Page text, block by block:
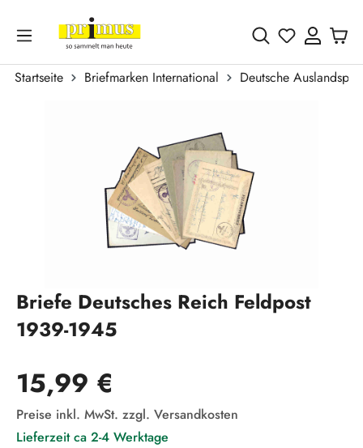
Zum Hauptinhalt springen
Du hast 0
Startseite Briefmarken International
Deutsche
Briefe Deutsches Reich Feldpost
1939-1945
Regulärer Preis:
15,99 €
Preise inkl. MwSt. zzgl. Versandkosten
Lieferzeit ca 2-4 Werktage